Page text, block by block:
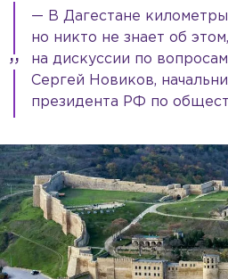
— В Дагестане
но никто не знает об
на дискуссии по
Сергей Новиков,
президента РФ по